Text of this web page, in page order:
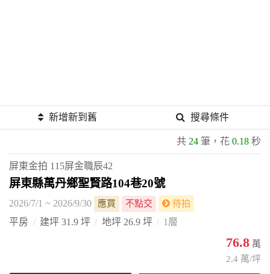
新增新到舊 搜尋條件
共 24 筆，花 0.18 秒
屏東金拍 115屏金職辰42
屏東縣萬丹鄉聖賢路104巷20號
2026/7/1 ~ 2026/9/30 應買 不點交 待拍
平房 建坪 31.9 坪 地坪 26.9 坪 1層
76.8 萬
2.4 萬/坪